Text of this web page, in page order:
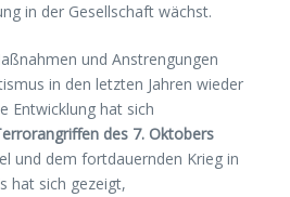
in der Gesellschaft wächst.
und Anstrengungen
in den letzten Jahren wieder
Entwicklung hat sich
des 7. Oktobers
und dem fortdauernden Krieg in
hat sich gezeigt,